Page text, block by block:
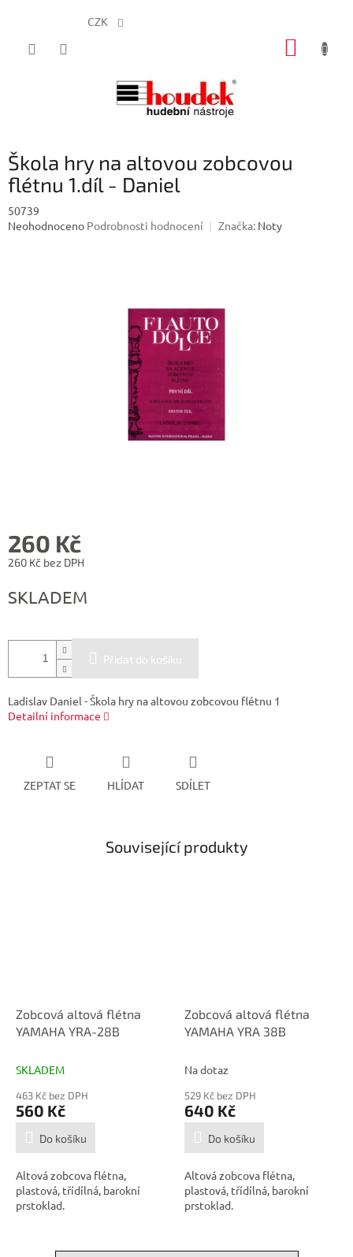
CZK
Škola hry na altovou zobcovou
flétnu 1.díl - Daniel
50739
Průměrné
Neohodnoceno Podrobnosti hodnocení Značka: Noty
260 Kč
260 Kč bez DPH
cena:
SKLADEM
Přidat do košíku
Ladislav Daniel - Škola hry na altovou zobcovou flétnu 1
Detailní informace
ZEPTAT SE HLÍDAT SDÍLET
Související produkty
Zobcová altová flétna
YAMAHA YRA-28B
SKLADEM
463 Kč bez DPH
560 Kč
Do košíku
Altová zobcova flétna,
plastová, třídílná, barokní
prstoklad.
Zobcová altová flétna
YAMAHA YRA 38B
Na dotaz
529 Kč bez DPH
640 Kč
Do košíku
Altová zobcova flétna,
plastová, třídílná, barokní
prstoklad.